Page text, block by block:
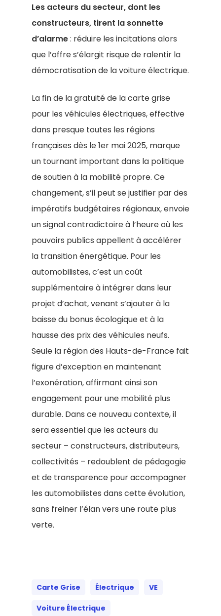
Les acteurs du secteur, dont les
constructeurs, tirent la sonnette
d’alarme: réduire les incitations alors
que l’offre s’élargit risque de ralentir la
démocratisation de la voiture électrique.
La fin de la gratuité de la carte grise
pour les véhicules électriques, effective
dans presque toutes les régions
françaises dès le 1er mai 2025, marque
un tournant important dans la politique
de soutien à la mobilité propre. Ce
changement, s’il peut se justifier par des
impératifs budgétaires régionaux, envoie
un signal contradictoire à l’heure où les
pouvoirs publics appellent à accélérer
la transition énergétique. Pour les
automobilistes, c’est un coût
supplémentaire à intégrer dans leur
projet d’achat, venant s’ajouter à la
baisse du bonus écologique et à la
hausse des prix des véhicules neufs.
Seule la région des Hauts-de-France fait
figure d’exception en maintenant
l’exonération, affirmant ainsi son
engagement pour une mobilité plus
durable. Dans ce nouveau contexte, il
sera essentiel que les acteurs du
secteur – constructeurs, distributeurs,
collectivités – redoublent de pédagogie
et de transparence pour accompagner
les automobilistes dans cette évolution,
sans freiner l’élan vers une route plus
verte.
Carte Grise Électrique VE
Voiture Électrique